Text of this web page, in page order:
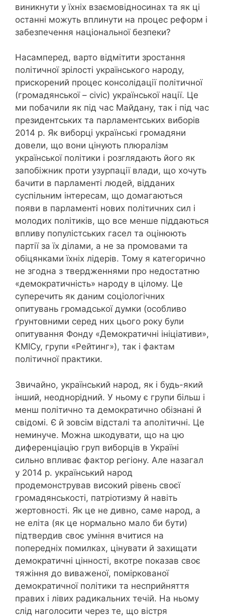
виникнути у їхніх взаємовідносинах та як ці
останні можуть вплинути на процес реформ і
забезпечення національної безпеки?
Насамперед, варто відмітити зростання
політичної зрілості українського народу,
прискорений процес консолідації політичної
(громадянської – civic) української нації. Це
ми побачили як під час Майдану, так і під час
президентських та парламентських виборів
2014 р. Як виборці українські громадяни
довели, що вони цінують плюралізм
української політики і розглядають його як
запобіжник проти узурпації влади, що хочуть
бачити в парламенті людей, відданих
суспільним інтересам, що домагаються
появи в парламенті нових політичних сил і
молодих політиків, що все менше піддаються
впливу популістських гасел та оцінюють
партії за їх ділами, а не за промовами та
обіцянками їхніх лідерів. Тому я категорично
не згодна з твердженнями про недостатню
«демократичність» народу в цілому. Це
суперечить як даним соціологічних
опитувань громадської думки (особливо
ґрунтовними серед них цього року були
опитування Фонду «Демократичні ініціативи»,
КМІСу, групи «Рейтинг»), так і фактам
політичної практики.
Звичайно, український народ, як і будь-який
інший, неоднорідний. У ньому є групи більш і
менш політично та демократично обізнані й
свідомі. Є й зовсім відсталі та аполітичні. Це
неминуче. Можна шкодувати, що на цю
диференціацію груп виборців в Україні
сильно впливає фактор регіону. Але назагал
у 2014 р. український народ
продемонстрував високий рівень своєї
громадянськості, патріотизму й навіть
жертовності. Як це не дивно, саме народ, а
не еліта (як це нормально мало би бути)
підтвердив своє уміння вчитися на
попередніх помилках, цінувати й захищати
демократичні цінності, вкотре показав своє
тяжіння до виваженої, поміркованої
демократичної політики та несприйняття
правих і лівих радикальних течій. На ньому
слід наголосити через те, що вістря